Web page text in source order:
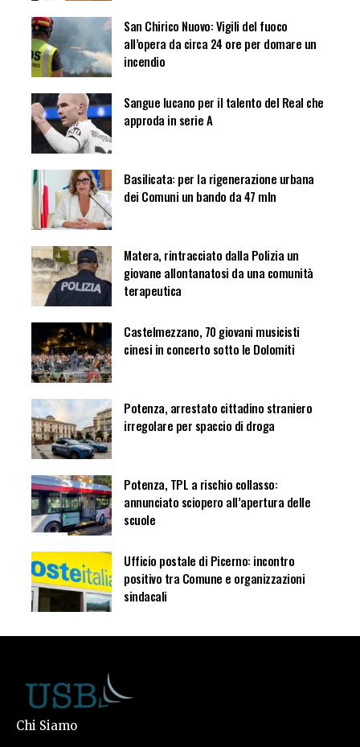
San Chirico Nuovo: Vigili del fuoco
all’opera da circa 24 ore per domare un
incendio
Sangue lucano per il talento del Real che
approda in serie A
Basilicata: per la rigenerazione urbana
dei Comuni un bando da 47 mln
Matera, rintracciato dalla Polizia un
giovane allontanatosi da una comunità
terapeutica
Castelmezzano, 70 giovani musicisti
cinesi in concerto sotto le Dolomiti
Potenza, arrestato cittadino straniero
irregolare per spaccio di droga
Potenza, TPL a rischio collasso:
annunciato sciopero all’apertura delle
scuole
Ufficio postale di Picerno: incontro
positivo tra Comune e organizzazioni
sindacali
Chi Siamo